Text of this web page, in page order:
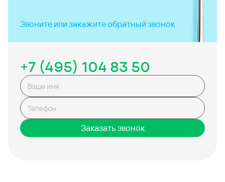
Звоните или закажитеобратный звонок
+7 (495) 104 83 50
Заказать звонок